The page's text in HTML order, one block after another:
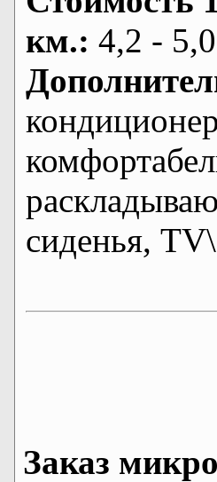
км.: 4,2 -
сиденья,
Заказ